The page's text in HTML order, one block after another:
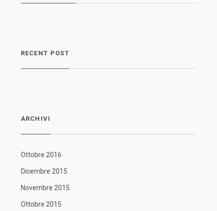
RECENT POST
ARCHIVI
Ottobre 2016
Dicembre 2015
Novembre 2015
Ottobre 2015